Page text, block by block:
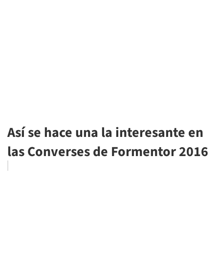
Así se hace una la interesante en
las Converses de Formentor 2016